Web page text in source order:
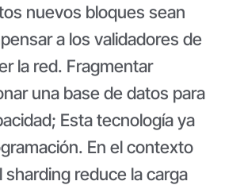
nuevos bloques sean
a los validadores de
la red. Fragmentar
una base de datos para
Esta tecnología ya
En el contexto
reduce la carga